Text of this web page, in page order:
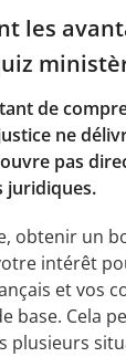
les
de
ne
pas
juridiques.
obtenir un
intérêt
et vos
base. Cela
plusieurs